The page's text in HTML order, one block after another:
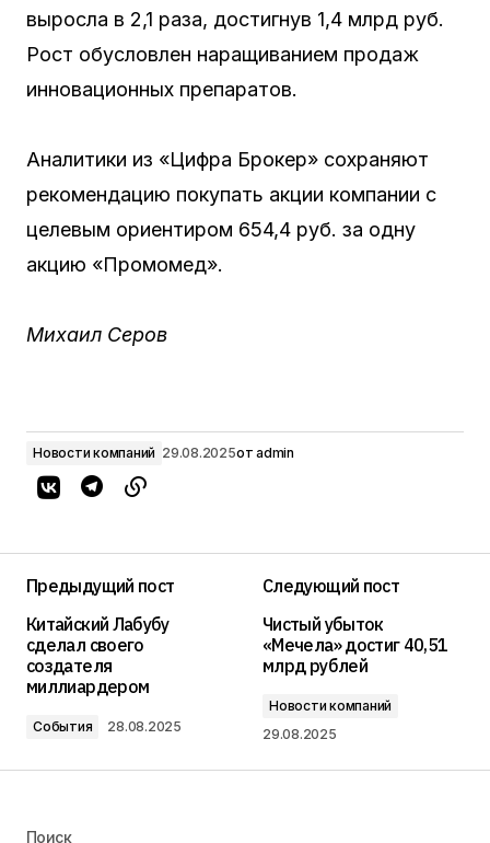
выросла в 2,1 раза, достигнув 1,4 млрд руб.
Рост обусловлен наращиванием продаж
инновационных препаратов.
Аналитики из «Цифра Брокер» сохраняют
рекомендацию покупать акции компании с
целевым ориентиром 654,4 руб. за одну
акцию «Промомед».
Михаил Серов
Новости компаний 29.08.2025от admin
Предыдущий пост
Китайский Лабубу
сделал своего
создателя
миллиардером
События 28.08.2025
Следующий пост
Чистый убыток
«Мечела» достиг 40,51
млрд рублей
Новости компаний
29.08.2025
Поиск